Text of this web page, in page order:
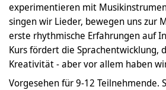
experimentieren mit
singen wir Lieder, bewegen uns zur
erste rhythmische Erfahrungen auf
Kurs fördert die Sprachentwicklung,
Kreativität - aber vor allem haben
Vorgesehen für 9-12 Teilnehmende.